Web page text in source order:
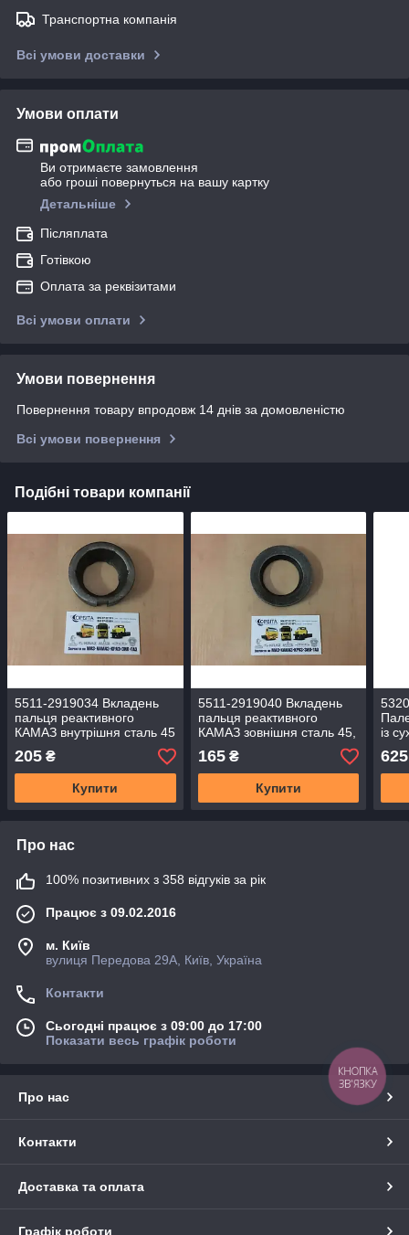
Транспортна компанія
Всі умови доставки
Умови оплати
Ви отримаєте замовлення
або гроші повернуться на вашу картку
Детальніше
Післяплата
Готівкою
Оплата за реквізитами
Всі умови оплати
Умови повернення
Повернення товару впродовж 14 днів за домовленістю
Всі умови повернення
Подібні товари компанії
5511-2919034 Вкладень
пальця реактивного
КАМАЗ внутрішня сталь 45
(пр.о Прогрес)
205 ₴
Купити
5511-2919040 Вкладень
пальця реактивного
КАМАЗ зовнішня сталь 45,
холодне видавлювання
(пр.Прогрес)
165₴
Купити
із
625
Про нас
100% позитивних з 358 відгуків за рік
Працює з 09.02.2016
м. Київ
вулиця Передова 29А, Київ, Україна
Контакти
Сьогодні працює з 09:00 до 17:00
Показати весь графік роботи
Про нас
Контакти
Доставка та оплата
Графік роботи
КНОПКА
ЗВ'ЯЗКУ